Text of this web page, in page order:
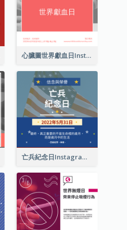
心臟圖世界獻血日Instagram帖子
亡兵紀念日Instagram帖子(附名言引用)